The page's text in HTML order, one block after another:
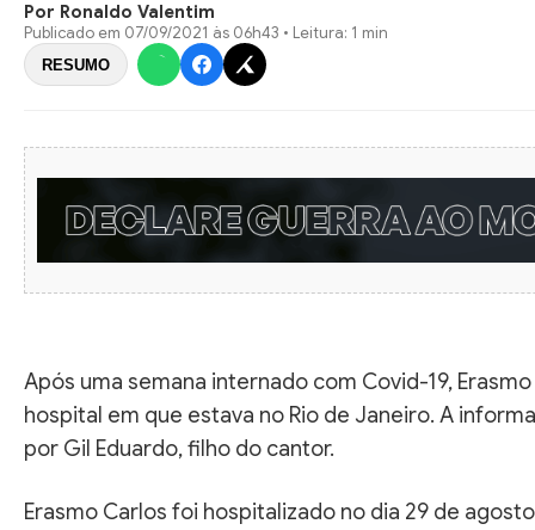
Por Ronaldo Valentim
Publicado em 07/09/2021 às 06h43 • Leitura: 1 min
RESUMO
Após uma semana internado com Covid-19,
hospital em que estava no Rio de Janeiro. A
por Gil Eduardo, filho do cantor.
Erasmo Carlos foi hospitalizado no dia 29 de